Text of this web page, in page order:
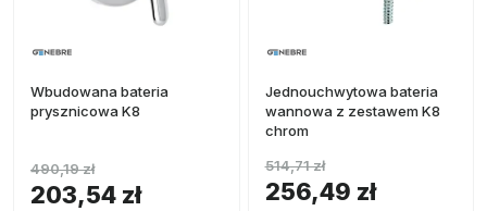
Wbudowana bateria
prysznicowa K8
203,54 zł
490,19 zł
Jednouchwytowa bateria
wannowa z zestawem K8
chrom
256,49 zł
514,71 zł